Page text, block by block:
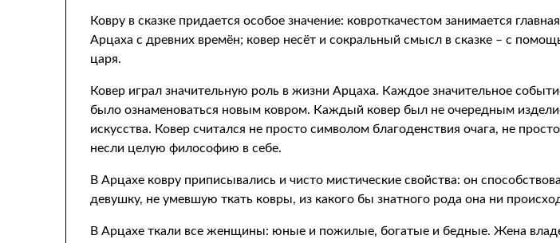
Ковру в сказке придается особое значение: ковроткачестом занимается
Арцаха с древних времён; ковер несёт и сокральный смысл в сказке – с
царя.
Ковер играл значительную роль в жизни Арцаха. Каждое значительное
было ознаменоваться новым ковром. Каждый ковер был не очередным
искусства. Ковер считался не просто символом благоденствия очага, не
несли целую философию в себе.
В Арцахе ковру приписывались и чисто мистические свойства: он
девушку, не умевшую ткать ковры, из какого бы знатного рода она ни
В Арцахе ткали все женщины: юные и пожилые, богатые и бедные. Жена